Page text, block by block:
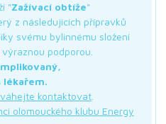
"Zažívací obtíže"
z následujících přípravků
svému bylinnému složení
výraznou podporou.
lékařem.
kontaktovat
olomouckého klubu Energy